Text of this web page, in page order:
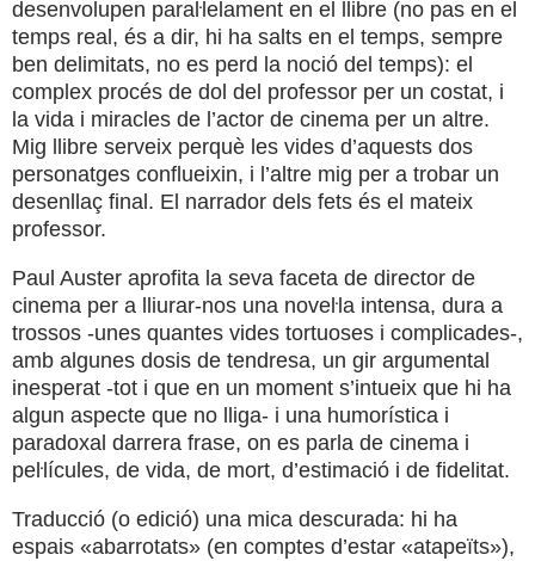
desenvolupen paraŀlelament en el llibre (no pas en el
temps real, és a dir, hi ha salts en el temps, sempre
ben delimitats, no es perd la noció del temps): el
complex procés de dol del professor per un costat, i
la vida i miracles de l’actor de cinema per un altre.
Mig llibre serveix perquè les vides d’aquests dos
personatges conflueixin, i l’altre mig per a trobar un
desenllaç final. El narrador dels fets és el mateix
professor.
Paul Auster aprofita la seva faceta de director de
cinema per a lliurar-nos una noveŀla intensa, dura a
trossos -unes quantes vides tortuoses i complicades-,
amb algunes dosis de tendresa, un gir argumental
inesperat -tot i que en un moment s’intueix que hi ha
algun aspecte que no lliga- i una humorística i
paradoxal darrera frase, on es parla de cinema i
peŀlícules, de vida, de mort, d’estimació i de fidelitat.
Traducció (o edició) una mica descurada: hi ha
espais «abarrotats» (en comptes d’estar «atapeïts»),